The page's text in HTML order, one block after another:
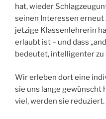
hat, wieder
seinen Interessen erneut
jetzige Klassenlehrerin
erlaubt ist – und dass
bedeutet, intelligenter zu
Wir erleben dort eine
sie uns lange gewünscht
viel, werden sie reduziert.